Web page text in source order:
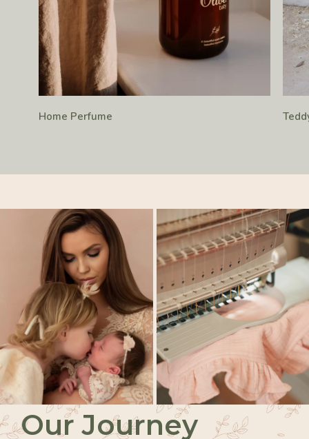
Home Perfume
Our Journey